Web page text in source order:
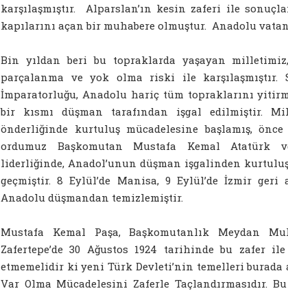
karşılaşmıştır. Alparslan’ın kesin zaferi ile
kapılarını açan bir muhabere olmuştur. Anadolu
Bin yıldan beri bu topraklarda yaşayan
parçalanma ve yok olma riski ile karşılaşmıştır.
İmparatorluğu, Anadolu hariç tüm topraklarını
bir kısmı düşman tarafından işgal edilmiştir.
önderliğinde kurtuluş mücadelesine başlamış,
ordumuz Başkomutan Mustafa Kemal Atatürk
liderliğinde, Anadol’unun düşman işgalinden
geçmiştir. 8 Eylül’de Manisa, 9 Eylül’de İzmir geri
Anadolu düşmandan temizlemiştir.
Mustafa Kemal Paşa, Başkomutanlık Meydan
Zafertepe’de 30 Ağustos 1924 tarihinde bu zafer
etmemelidir ki yeni Türk Devleti’nin temelleri burada
Var Olma Mücadelesini Zaferle Taçlandırmasıdır.